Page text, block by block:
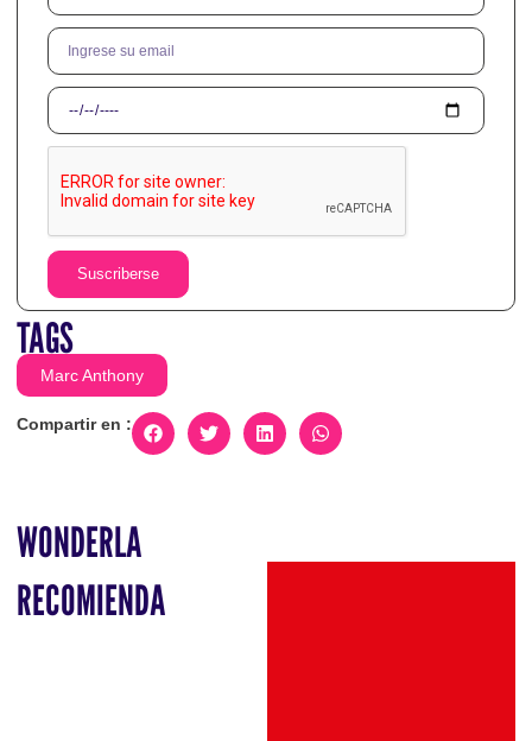
Suscriberse
TAGS
Marc Anthony
Compartir en :
WONDERLA
RECOMIENDA